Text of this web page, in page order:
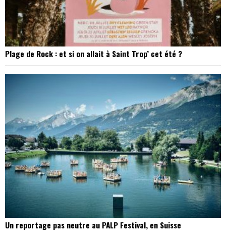
Plage de Rock : et si on allait à Saint Trop’ cet été ?
Un reportage pas neutre au PALP Festival, en Suisse